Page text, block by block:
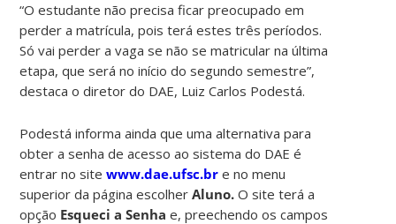
“O estudante não precisa ficar preocupado em
perder a matrícula, pois terá estes três períodos.
Só vai perder a vaga se não se matricular na última
etapa, que será no início do segundo semestre”,
destaca o diretor do DAE, Luiz Carlos Podestá.
Podestá informa ainda que uma alternativa para
obter a senha de acesso ao sistema do DAE é
entrar no sitewww.dae.ufsc.br e no menu
superior da página escolherAluno.O site terá a
opção Esqueci a Senha e, preechendo os campos